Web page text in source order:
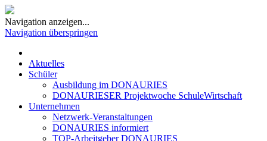
Navigation anzeigen...
Navigation überspringen
Aktuelles
Schüler
Ausbildung im DONAURIES
DONAURIESER Projektwoche SchuleWirtschaft
Unternehmen
Netzwerk-Veranstaltungen
DONAURIES informiert
TOP-Arbeitgeber DONAURIES